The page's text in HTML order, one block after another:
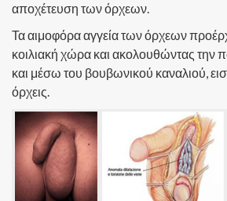
αποχέτευση των όρχεων.
Τα αιμοφόρα αγγεία των όρχεων
κοιλιακή χώρα και ακολουθώντας την
και μέσω του βουβωνικού καναλιού,
όρχεις.